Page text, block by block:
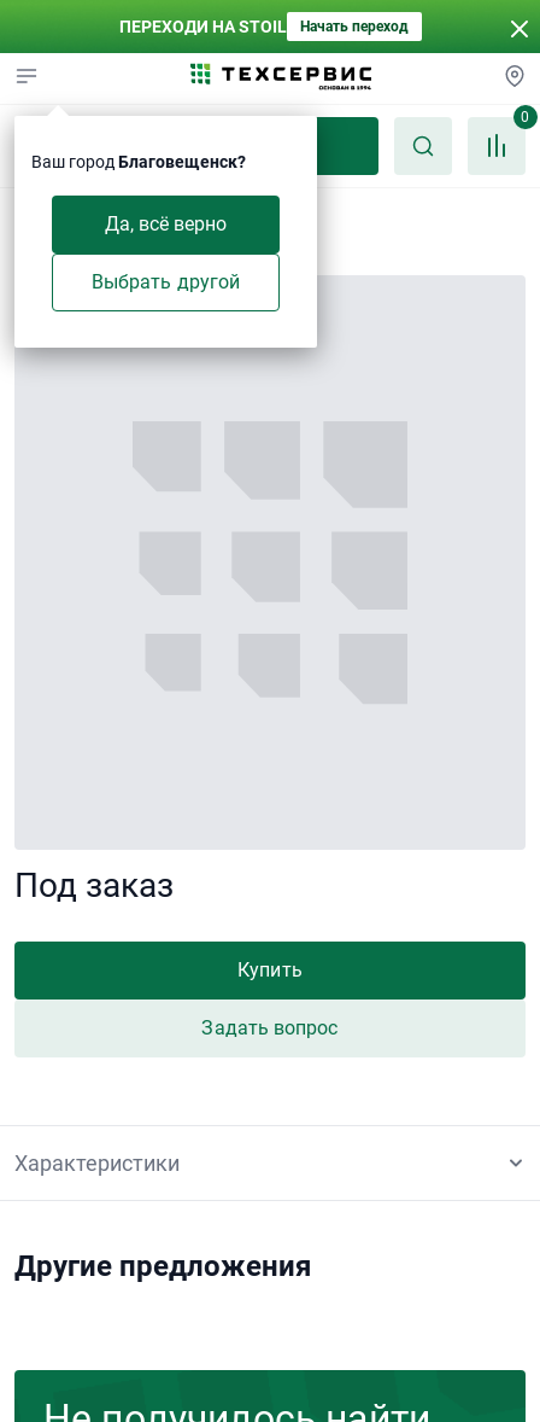
ПЕРЕХОДИ НА STOIL Начать переход
Ваш город Благовещенск?
Да, всё верно
Выбрать другой
0
Болт M10×25-Zn
Под заказ
Купить
Задать вопрос
Характеристики
Другие предложения